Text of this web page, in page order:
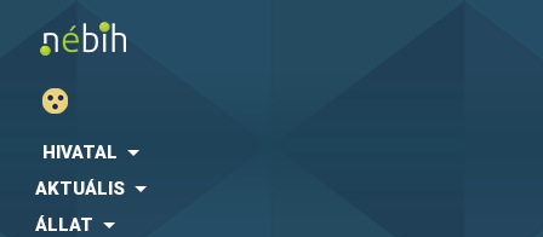
HIVATAL
AKTUÁLIS
ÁLLAT